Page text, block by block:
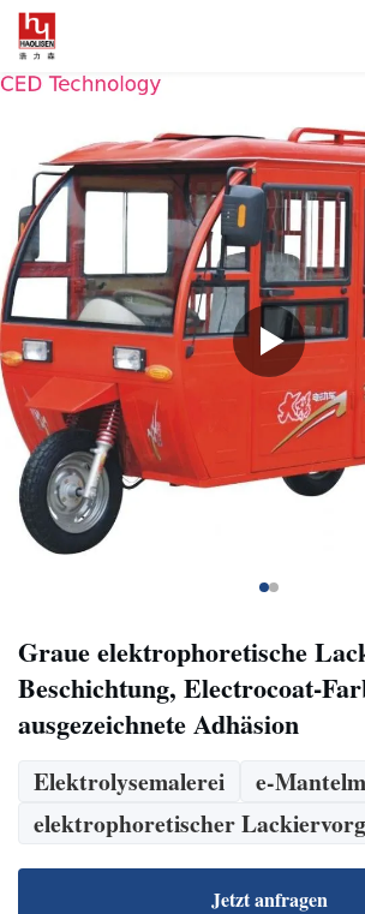
Graue elektrophoretische
Beschichtung, Electrocoat-
ausgezeichnete Adhäsion
Elektrolysemalerei
e-
elektrophoretischer
Jetzt anfragen